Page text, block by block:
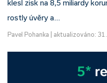
klesl zisk na 8,5 miliardy
rostly úvěry a…
Pavel Pohanka aktualizováno: